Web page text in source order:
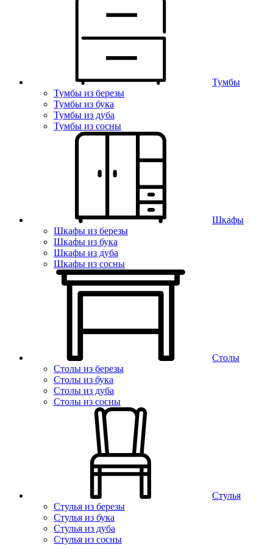
Тумбы
Тумбы из березы
Тумбы из бука
Тумбы из дуба
Тумбы из сосны
Шкафы
Шкафы из березы
Шкафы из бука
Шкафы из дуба
Шкафы из сосны
Столы
Столы из березы
Столы из бука
Столы из дуба
Столы из сосны
Стулья
Стулья из березы
Стулья из бука
Стулья из дуба
Стулья из сосны